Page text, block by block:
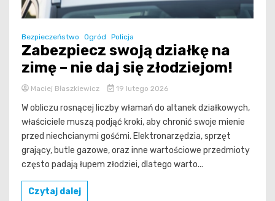
Bezpieczeństwo Ogród Policja
Zabezpiecz swoją działkę na
zimę – nie daj się złodziejom!
Maciej Błaszkiewicz 19 lutego 2026
W obliczu rosnącej liczby włamań do altanek działkowych,
właściciele muszą podjąć kroki, aby chronić swoje mienie
przed niechcianymi gośćmi. Elektronarzędzia, sprzęt
grający, butle gazowe, oraz inne wartościowe przedmioty
często padają łupem złodziei, dlatego warto...
Czytaj dalej